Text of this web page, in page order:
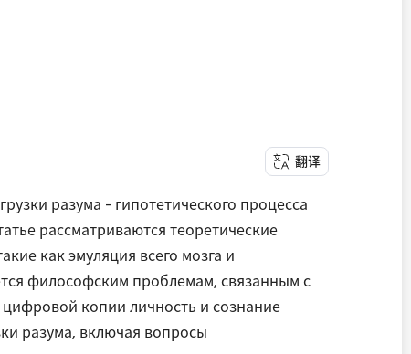
翻译
разума - гипотетического процесса
рассматриваются теоретические
как эмуляция всего мозга и
философским проблемам, связанным с
цифровой копии личность и сознание
разума, включая вопросы